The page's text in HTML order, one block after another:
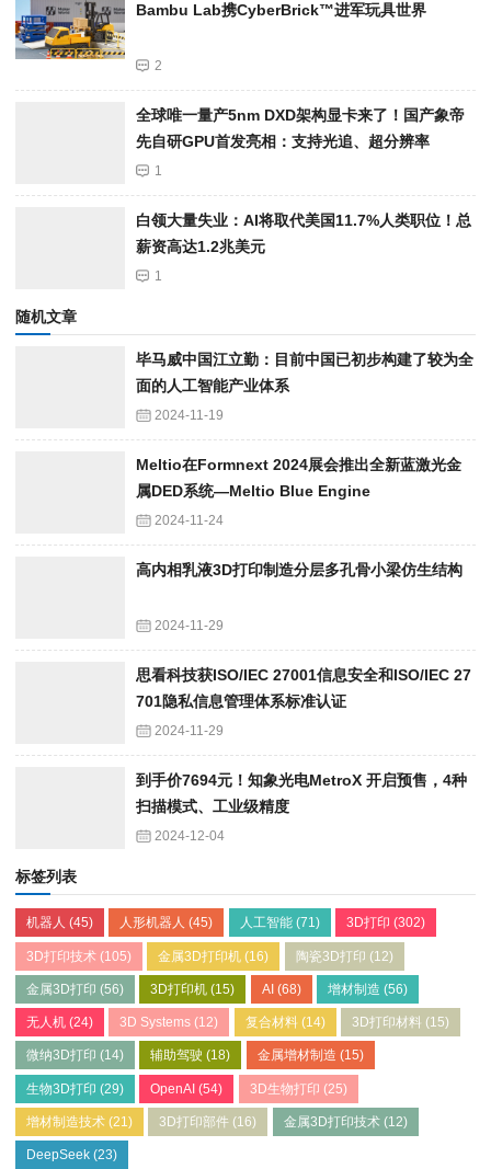
Bambu Lab携Cyber​​Brick™进军玩具世界
2
全球唯一量产5nm DXD架构显卡来了！国产象帝
先自研GPU首发亮相：支持光追、超分辨率
1
白领大量失业：AI将取代美国11.7%人类职位！总
薪资高达1.2兆美元
1
随机文章
毕马威中国江立勤：目前中国已初步构建了较为全
面的人工智能产业体系
2024-11-19
Meltio在Formnext 2024展会推出全新蓝激光金
属DED系统—Meltio Blue Engine
2024-11-24
高内相乳液3D打印制造分层多孔骨小梁仿生结构
2024-11-29
思看科技获ISO/IEC 27001信息安全和ISO/IEC 27
701隐私信息管理体系标准认证
2024-11-29
到手价7694元！知象光电MetroX 开启预售，4种
扫描模式、工业级精度
2024-12-04
标签列表
机器人 (45) 人形机器人 (45) 人工智能(71) 3D打印 (302)
3D打印技术 (105) 金属3D打印机 (16) 陶瓷3D打印 (12)
金属3D打印 (56) 3D打印机 (15) AI(68) 增材制造 (56)
无人机 (24) 3D Systems (12) 复合材料(14) 3D打印材料 (15)
微纳3D打印 (14) 辅助驾驶 (18) 金属增材制造 (15)
生物3D打印 (29) OpenAI (54) 3D生物打印 (25)
增材制造技术 (21) 3D打印部件 (16) 金属3D打印技术(12)
DeepSeek (23)